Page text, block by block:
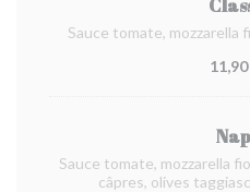
Sauce tomate, mozzarella
11,90
Sauce tomate, mozzarella
câpres, olives